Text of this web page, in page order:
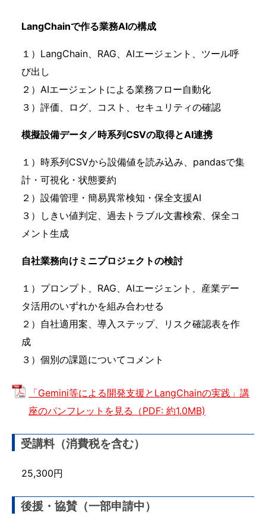
LangChainで作る業務AIの構成
１）LangChain、RAG、AIエージェント、ツール呼
び出し
２）AIエージェントによる業務フロー自動化
３）評価、ログ、コスト、セキュリティの確認
模擬設備データ／時系列CSVの取得とAI連携
１）時系列CSVから設備値を読み込み、pandasで集
計・可視化・状態要約
２）設備管理・簡易異常検知・保全支援AI
３）しきい値判定、過去トラブル文書検索、保全コ
メント生成
自社業務向けミニプロジェクトの検討
１）プロンプト、RAG、AIエージェント、産業デー
タ活用のいずれかを組み合わせる
２）自社適用案、導入ステップ、リスク確認表を作
成
３）個別の課題についてコメント
「Gemini等による開発支援とLangChainの実践」講
座のパンフレットを見る（PDF: 約1.0MB)
受講料（消費税を含む）
25,300円
後援・協賛（一部申請中）